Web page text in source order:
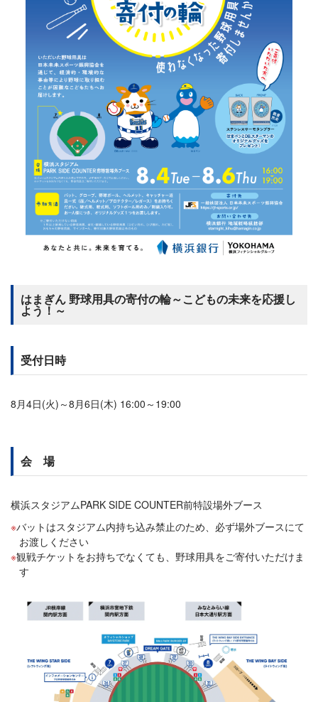
はまぎん 野球用具の寄付の輪～こどもの未来を応援し
よう！～
受付日時
8月4日(火)～8月6日(木) 16:00～19:00
会 場
横浜スタジアムPARK SIDE COUNTER前特設場外ブース
バットはスタジアム内持ち込み禁止のため、必ず場外ブースにて
お渡しください
観戦チケットをお持ちでなくても、野球用具をご寄付いただけま
す